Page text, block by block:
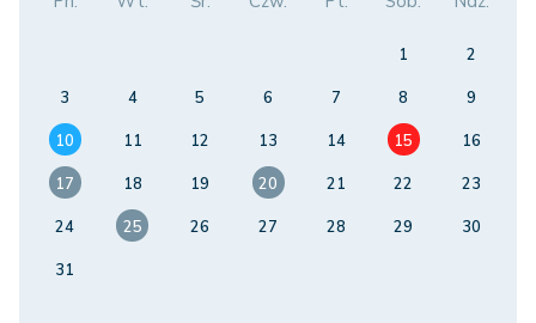
1
2
3
4 5 6 7 8
9
10
11 12 13 14 15
16
17
18 19 20 21 22
23
24
25 26 27 28 29
30
31